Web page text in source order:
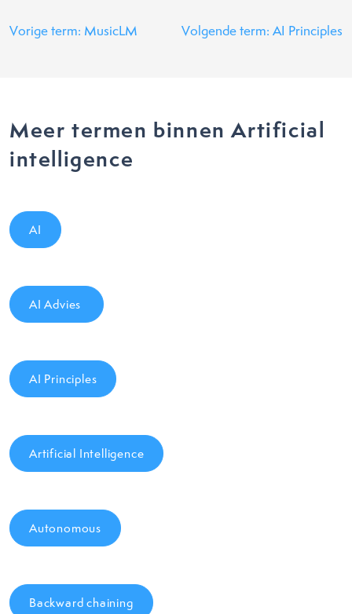
Vorige term: MusicLM Volgende term: AI Principles
Meer termen binnen Artificial
intelligence
AI
AI Advies
AI Principles
Artificial Intelligence
Autonomous
Backward chaining